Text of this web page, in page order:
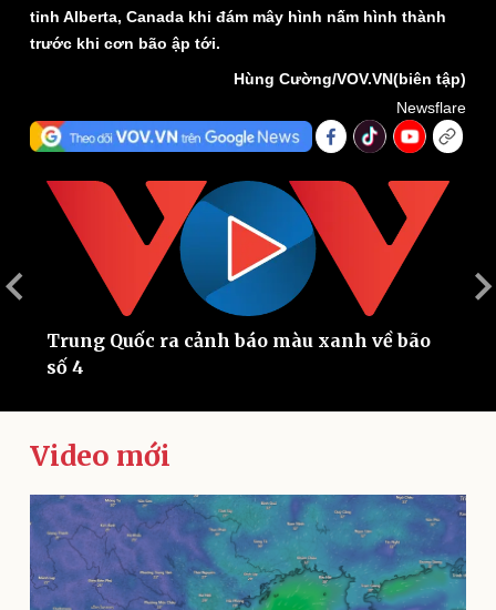
Việc làm
Thế giới
Cuộc sống đó đây
Ảnh
tỉnh Alberta, Canada khi đám mây hình nấm hình thành
trước khi cơn bão ập tới.
Hùng Cường/VOV.VN(biên tập)
Newsflare
Trung Quốc ra cảnh báo màu xanh về bão
số 4
Video mới